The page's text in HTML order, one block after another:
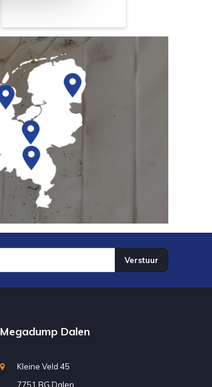
Verstuur
Megadump Dalen
Kleine Veld 45
7751 BG Dalen